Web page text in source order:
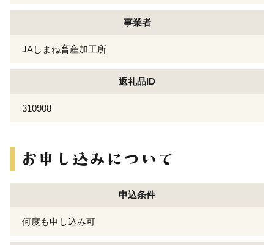
事業者
JAしまね畜産加工所
返礼品ID
310908
申込条件
何度も申し込み可